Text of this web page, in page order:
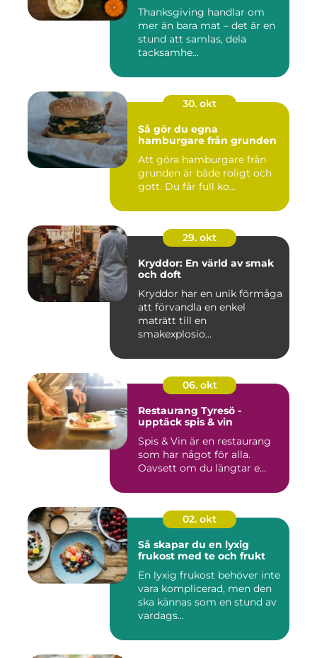
Thanksgiving handlar om
mer än bara mat – det är en
stund att samlas, dela
tacksamhe...
30. okt
Så gör du egna
hamburgare från grunden
Att göra hamburgare från
grunden är både roligt och
gott. Du får full ko...
29. okt
Kryddor: En värld av smak
och doft
Kryddor har en unik förmåga
att förvandla en enkel
maträtt till en
smakexplosio...
06. okt
Restaurang Tyresö -
upptäck spis & vin
Spis & Vin är en restaurang
som har något för alla.
Oavsett om du längtar e...
02. okt
Så skapar du en lyxig
frukost med te och frukt
En lyxig frukost behöver inte
vara komplicerad, men den
ska kännas som en stund av
vardags...